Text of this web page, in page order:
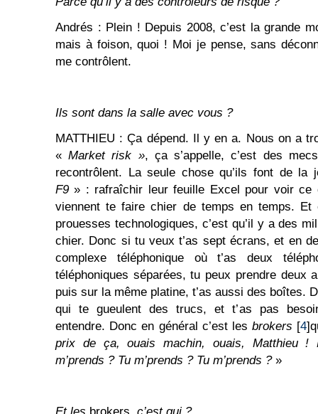
Andrés : Plein ! Depuis 2008, c’est la grande
mais à foison, quoi ! Moi je pense, sans
me contrôlent.
Ils sont dans la salle avec vous ?
MATTHIEU : Ça dépend. Il y en a. Nous on a
«Market risk », ça s’appelle, c’est des
recontrôlent. La seule chose qu’ils font de la
F9 » : rafraîchir leur feuille Excel pour voir
viennent te faire chier de temps en temps.
prouesses technologiques, c’est qu’il y a des
chier. Donc si tu veux t’as sept écrans, et en
complexe téléphonique où t’as deux
téléphoniques séparées, tu peux prendre deux
puis sur la même platine, t’as aussi des boîtes.
qui te gueulent des trucs, et t’as pas
entendre. Donc en général c’est les brokers [4
prix de ça, ouais machin, ouais, Matthieu !
m’prends ? Tu m’prends ? Tu m’prends ?»